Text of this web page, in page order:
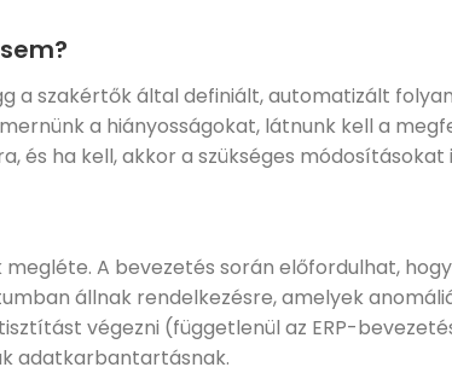
a szakértők által definiált, automatizált
a hiányosságokat, látnunk kell a
ha kell, akkor a szükséges módosításokat
A bevezetés során előfordulhat,
állnak rendelkezésre, amelyek
végezni (függetlenül az ERP-
adatkarbantartásnak.